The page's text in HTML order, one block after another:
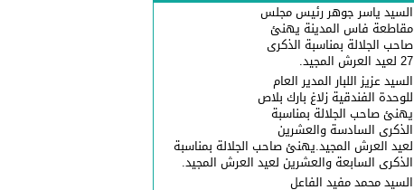
السيد ياسر جوهر رئيس مجلس
مقاطعة فاس المدينة يهنئ
صاحب الجلالة بمناسبة الذكرى
27 لعيد العرش المجيد.
السيد عزيز اللبار المدير العام
للوحدة الفندقية زلاغ بارك بلاص
يهنئ صاحب الجلالة بمناسبة
الذكرى السادسة والعشرين
لعيد العرش المجيد.يهنئ صاحب الجلالة بمناسبة
الذكرى السابعة والعشرين لعيد العرش المجيد.
السيد محمد مفيد الفاعل